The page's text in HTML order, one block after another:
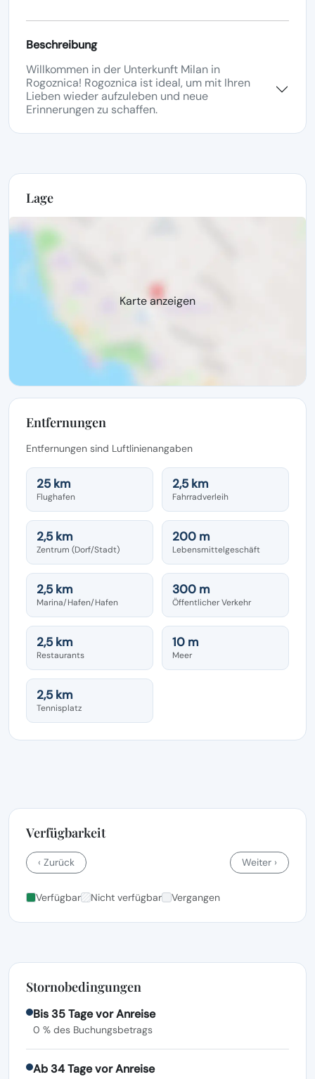
Beschreibung
Willkommen in der Unterkunft Milan in
Rogoznica! Rogoznica ist ideal, um mit Ihren
Lieben wieder aufzuleben und neue
Erinnerungen zu schaffen.
Lage
Karte anzeigen
Entfernungen
Entfernungen sind Luftlinienangaben
25 km
Flughafen
2,5 km
Fahrradverleih
2,5 km
Zentrum (Dorf/Stadt)
200 m
Lebensmittelgeschäft
2,5 km
Marina/Hafen/Hafen
300 m
Öffentlicher Verkehr
2,5 km
Restaurants
10 m
Meer
2,5 km
Tennisplatz
Verfügbarkeit
‹ Zurück Weiter ›
Verfügbar Nicht verfügbar Vergangen
Stornobedingungen
Bis 35 Tage vor Anreise
0 % des Buchungsbetrags
Ab 34 Tage vor Anreise